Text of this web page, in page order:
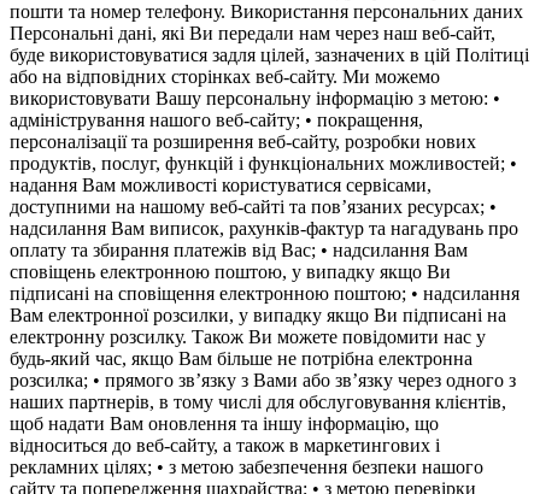
пошти та номер телефону. Використання персональних даних
Персональні дані, які Ви передали нам через наш веб-сайт,
буде використовуватися задля цілей, зазначених в цій Політиці
або на відповідних сторінках веб-сайту. Ми можемо
використовувати Вашу персональну інформацію з метою: •
адміністрування нашого веб-сайту; • покращення,
персоналізації та розширення веб-сайту, розробки нових
продуктів, послуг, функцій і функціональних можливостей; •
надання Вам можливості користуватися сервісами,
доступними на нашому веб-сайті та пов’язаних ресурсах; •
надсилання Вам випиcок, рахунків-фактур та нагадувань про
оплату та збирання платежів від Вас; • надсилання Вам
сповіщень електронною поштою, у випадку якщо Ви
підписані на сповіщення електронною поштою; • надсилання
Вам електронної розсилки, у випадку якщо Ви підписані на
електронну розсилку. Також Ви можете повідомити нас у
будь-який час, якщо Вам більше не потрібна електронна
розсилка; • прямого зв’язку з Вами або зв’язку через одного з
наших партнерів, в тому числі для обслуговування клієнтів,
щоб надати Вам оновлення та іншу інформацію, що
відноситься до веб-сайту, а також в маркетингових і
рекламних цілях; • з метою забезпечення безпеки нашого
сайту та попередження шахрайства; • з метою перевірки